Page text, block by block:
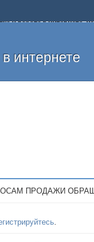
и работе в
что определенный
уже сегодня.
интернете
ПРОДАЖИ
.